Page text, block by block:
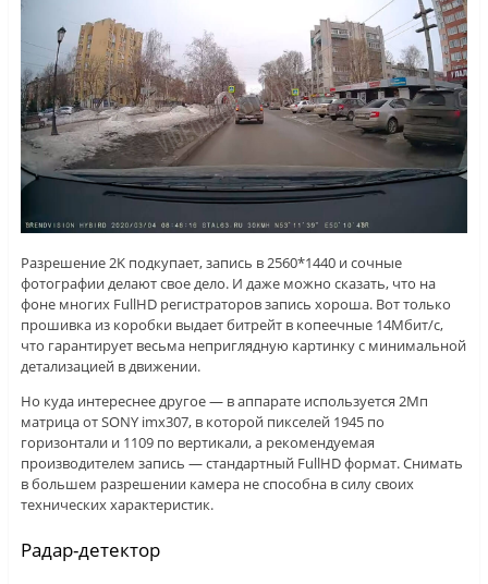
Разрешение 2K подкупает, запись в 2560*1440 и сочные
фотографии делают свое дело. И даже можно сказать, что на
фоне многих FullHD регистраторов запись хороша. Вот только
прошивка из коробки выдает битрейт в копеечные 14Мбит/с,
что гарантирует весьма неприглядную картинку с минимальной
детализацией в движении.
Но куда интереснее другое — в аппарате используется 2Мп
матрица от SONY imx307, в которой пикселей 1945 по
горизонтали и 1109 по вертикали, а рекомендуемая
производителем запись — стандартный FullHD формат. Снимать
в большем разрешении камера не способна в силу своих
технических характеристик.
Радар-детектор